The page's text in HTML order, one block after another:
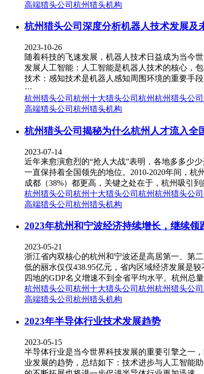
高端猎头公司 杭州猎头机构
杭州猎头公司深度分析机器人技术发展及
2023-10-26
随着科技的飞速发展，机器人技术日益成为当今
发展人工智能：人工智能是机器人技术的核心，
技术：感知技术是机器人感知周围环境的重要手
···
杭州猎头公司 杭州十大猎头公司 杭州杭州猎头公
高端猎头公司 杭州猎头机构
杭州猎头公司揭秘为什么杭州人才流入全
2023-07-14
近年来愈演愈烈的“抢人大战”表明，各地多多少
一直保持着全国领先的地位。2010-2020年间，杭
成都（38%）都更高，关键之处在于，杭州吸引
杭州猎头公司 杭州十大猎头公司 杭州杭州猎头公
高端猎头公司 杭州猎头机构
2023年杭州和宁波经济持续增长，继续领
2023-05-21
浙江省内双核心的杭州和宁波还是高居第一、第
低的丽水仅仅438.95亿元，省内区域经济发展是
四地的GDP名义增速不到全省平均水平。杭州总
杭州猎头公司 杭州十大猎头公司 杭州杭州猎头公
高端猎头公司 杭州猎头机构
2023年半导体行业技术发展趋势
2023-05-15
半导体行业是当今世界科技发展的重要引擎之一
业发展的趋势，总结如下：技术进步与人工智能